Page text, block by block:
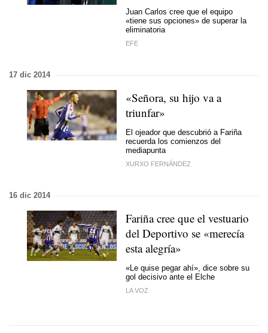
Juan Carlos cree que el equipo
«tiene sus opciones» de superar la
eliminatoria
EFE
17 dic 2014
«Señora, su hijo va a
triunfar»
El ojeador que descubrió a Fariña
recuerda los comienzos del
mediapunta
XURXO FERNÁNDEZ
16 dic 2014
Fariña cree que el vestuario
del Deportivo se «merecía
esta alegría»
«Le quise pegar ahí», dice sobre su
gol decisivo ante el Elche
LA VOZ